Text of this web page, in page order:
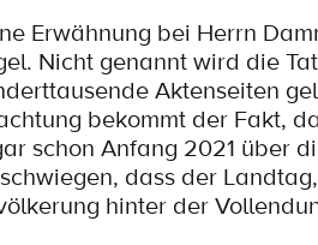
Erwähnung bei Herrn
Nicht genannt wird die
Aktenseiten
bekommt der Fakt,
schon Anfang 2021 über
dass der
hinter der